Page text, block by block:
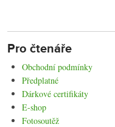
Pro čtenáře
Obchodní podmínky
Předplatné
Dárkové certifikáty
E-shop
Fotosoutěž